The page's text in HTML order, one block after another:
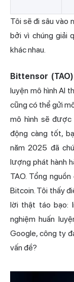
Tôi sẽ đi sâu vào
bởi vì chúng giải
khác nhau.
Bittensor (TAO)
luyện mô hình AI
cũng có thể gửi
mô hình sẽ được
động càng tốt,
năm 2025 đã
lượng phát hành
TAO. Tổng
Bitcoin. Tôi thấy
lời thật táo bạo:
nghiệm huấn
Google, công ty
vấn đề?